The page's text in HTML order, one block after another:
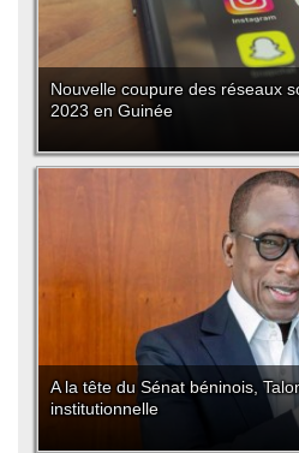
Nouvelle coupure des réseaux
2023 en Guinée
A la tête du Sénat béninois,
institutionnelle